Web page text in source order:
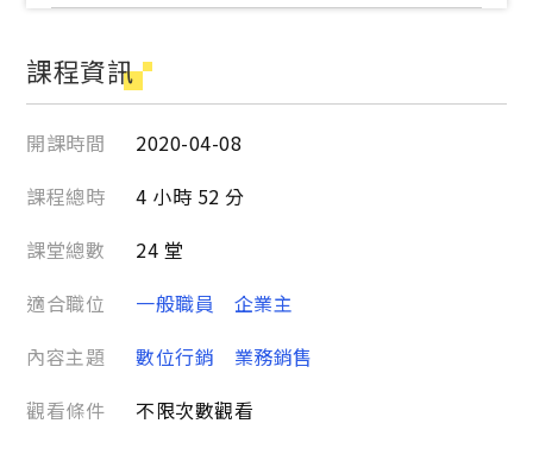
課程資訊
開課時間
2020-04-08
課程總時
4 小時 52 分
課堂總數
24 堂
適合職位
一般職員
企業主
內容主題
數位行銷
業務銷售
觀看條件
不限次數觀看